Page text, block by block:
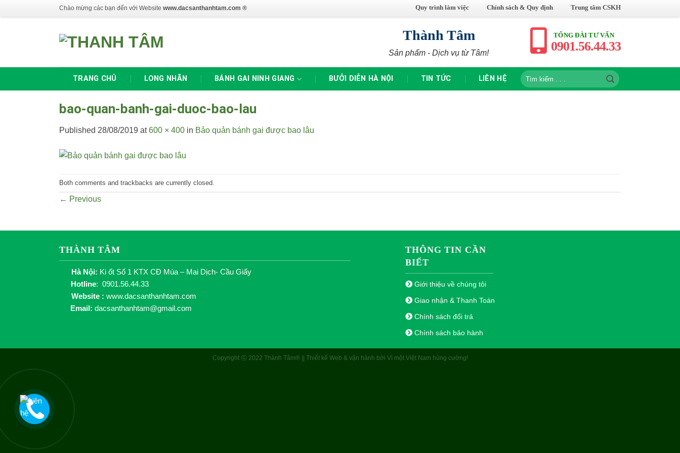
to
Chào mừng các bạn đến với Website www.dacsanthanhtam.com ® Quy trình làm việc Chính sách & Quy định Trung tâm CSKH
Thành Tâm
Sản phẩm - Dịch vụ từ Tâm!
TỔNG ĐÀI TƯ VẤN
0901.56.44.33
TRANG CHỦ LONG NHÃN BÁNH GAI NINH GIANG BƯỞI DIỄN HÀ NỘI TIN TỨC LIÊN HỆ
Tìm
kiếm:
bao-quan-banh-gai-duoc-bao-lau
Published 28/08/2019 at600 × 400 in Bảo quản bánh gai được bao lâu
Both comments and trackbacks are currently closed.
← Previous
THÀNH TÂM
Hà Nội: Ki ốt Số 1 KTX CĐ Múa – Mai Dịch- Cầu Giấy
Hotline: 0901.56.44.33
Website : www.dacsanthanhtam.com
Email: dacsanthanhtam@gmail.com
THÔNG TIN CẦN
BIẾT
Giới thiệu về chúng tôi
Giao nhận & Thanh Toán
Chính sách đổi trả
Chính sách bảo hành
Copyright ⓒ 2022 Thành Tâm® || Thiết kế Web & vận hành bởi Vì một Việt Nam hùng cường!